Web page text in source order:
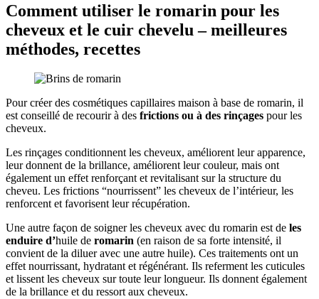
Comment utiliser le romarin pour les
cheveux et le cuir chevelu – meilleures
méthodes, recettes
Pour créer des cosmétiques capillaires maison à base de romarin, il
est conseillé de recourir à des frictions ou à des rinçages pour les
cheveux.
Les rinçages conditionnent les cheveux, améliorent leur apparence,
leur donnent de la brillance, améliorent leur couleur, mais ont
également un effet renforçant et revitalisant sur la structure du
cheveu. Les frictions “nourrissent” les cheveux de l’intérieur, les
renforcent et favorisent leur récupération.
Une autre façon de soigner les cheveux avec du romarin est de les
enduire d’huile de romarin (en raison de sa forte intensité, il
convient de la diluer avec une autre huile). Ces traitements ont un
effet nourrissant, hydratant et régénérant. Ils referment les cuticules
et lissent les cheveux sur toute leur longueur. Ils donnent également
de la brillance et du ressort aux cheveux.